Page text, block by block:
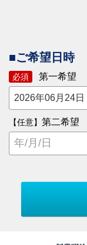
■ご希望日時
必須 第一希望
【任意】 第二希望